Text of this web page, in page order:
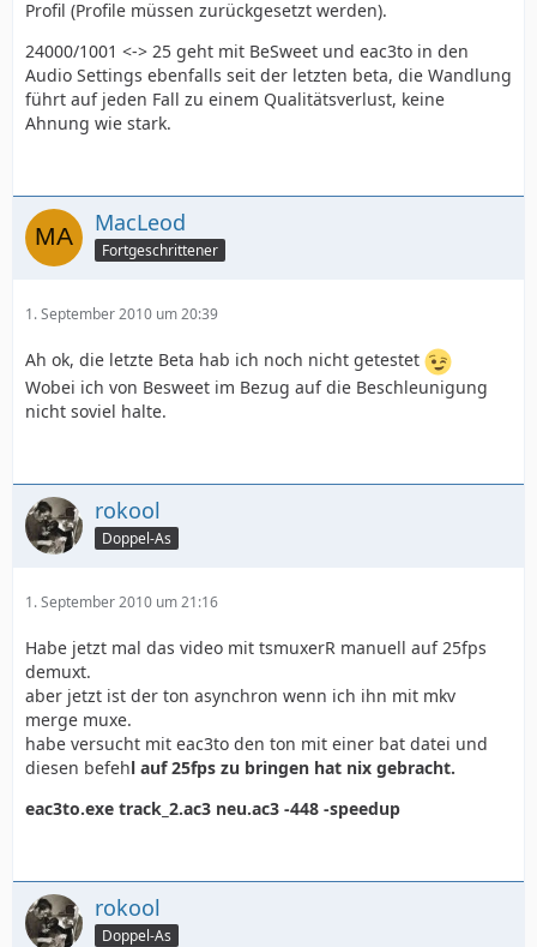
Profil (Profile müssen zurückgesetzt werden).
24000/1001 <-> 25 geht mit BeSweet und eac3to in den
Audio Settings ebenfalls seit der letzten beta, die Wandlung
führt auf jeden Fall zu einem Qualitätsverlust, keine
Ahnung wie stark.
MacLeod
Fortgeschrittener
1. September 2010 um 20:39
Ah ok, die letzte Beta hab ich noch nicht getestet
Wobei ich von Besweet im Bezug auf die Beschleunigung
nicht soviel halte.
rokool
Doppel-As
1. September 2010 um 21:16
Habe jetzt mal das video mit tsmuxerR manuell auf 25fps
demuxt.
aber jetzt ist der ton asynchron wenn ich ihn mit mkv
merge muxe.
habe versucht mit eac3to den ton mit einer bat datei und
diesen befehl auf 25fps zu bringen hat nix gebracht.
eac3to.exe track_2.ac3 neu.ac3 -448 -speedup
rokool
Doppel-As